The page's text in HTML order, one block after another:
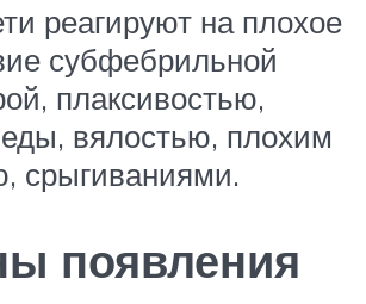
реагируют на плохое
субфебрильной
плаксивостью,
еды, вялостью, плохим
срыгиваниями.
появления